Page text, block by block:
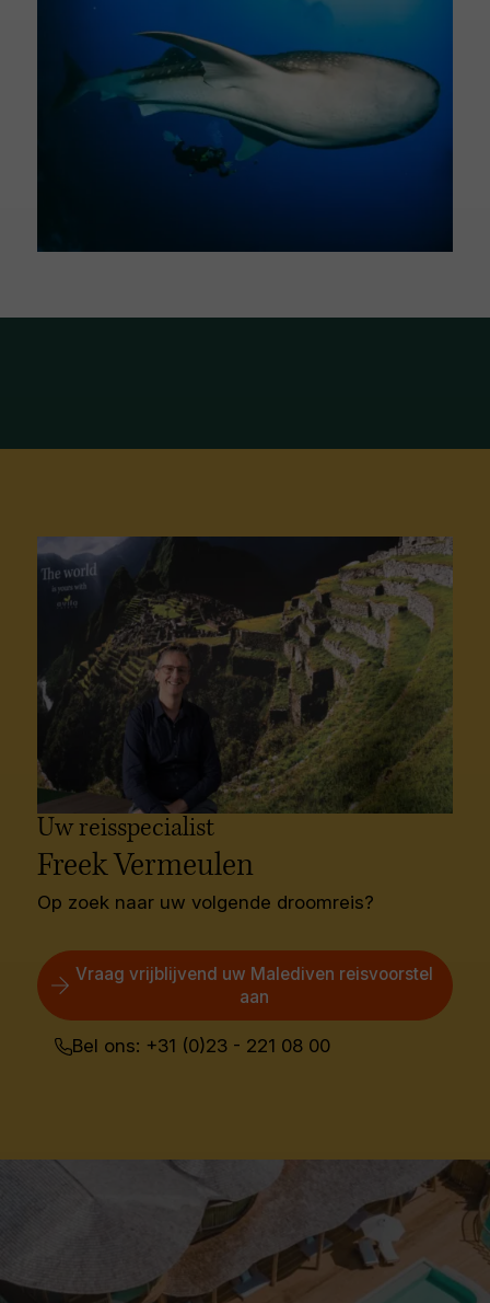
Uw reisspecialist
Freek Vermeulen
Op zoek naar uw volgende droomreis?
Vraag vrijblijvend uw Malediven reisvoorstel
aan
Bel ons: +31 (0)23 - 221 08 00